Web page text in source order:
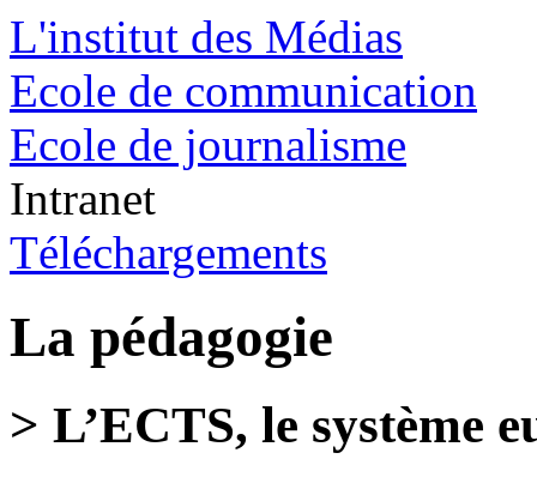
L'institut des Médias
Ecole de communication
Ecole de journalisme
Intranet
Téléchargements
La pédagogie
> L’ECTS, le système